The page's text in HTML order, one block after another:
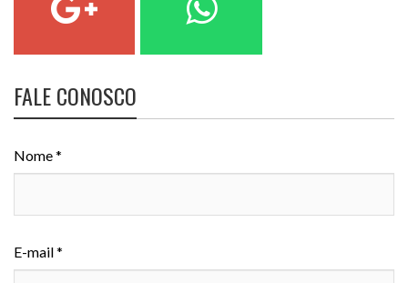
FALE CONOSCO
Nome *
E-mail *